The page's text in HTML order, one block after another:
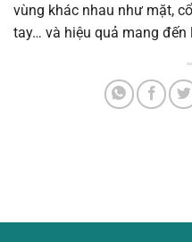
vùng khác nhau như mặt,
tay… và hiệu quả mang đến